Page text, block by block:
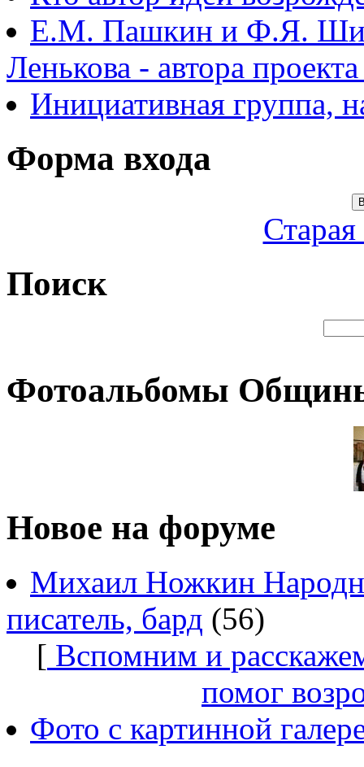
Е.М. Пашкин и Ф.Я.
Ленькова - автора
Инициативная группа,
Форма входа
Поиск
Фотоальбомы
Новое на форуме
Михаил Ножкин
писатель, бард (56)
[ Вспомним и
помог
Фото с картинной